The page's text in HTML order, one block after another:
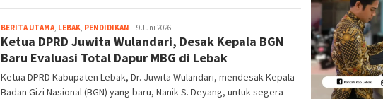
BERITA UTAMA, LEBAK, PENDIDIKAN bg-
admin
9 Juni 2026
Ketua DPRD Juwita Wulandari, Desak Kepala BGN
Baru Evaluasi Total Dapur MBG di Lebak
Ketua DPRD Kabupaten Lebak, Dr. Juwita Wulandari, mendesak Kepala
Badan Gizi Nasional (BGN) yang baru, Nanik S. Deyang, untuk segera